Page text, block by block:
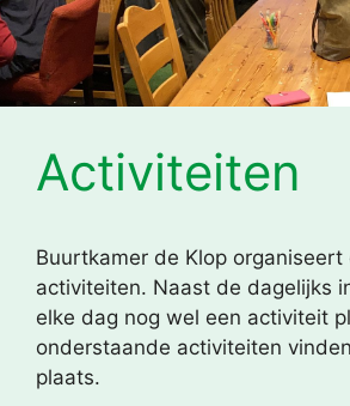
Activiteiten
Buurtkamer de Klop organiseert
activiteiten. Naast de dagelijks
elke dag nog wel een activiteit
onderstaande activiteiten
plaats.